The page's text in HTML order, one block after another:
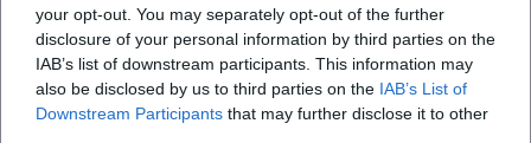
your opt-out. You may separately opt-out of the further
disclosure of your personal information by third parties on the
IAB’s list of downstream participants. This information may
also be disclosed by us to third parties on the IAB’s List of
Downstream Participants that may further disclose it to other
Map unavailable
Open in Google Maps